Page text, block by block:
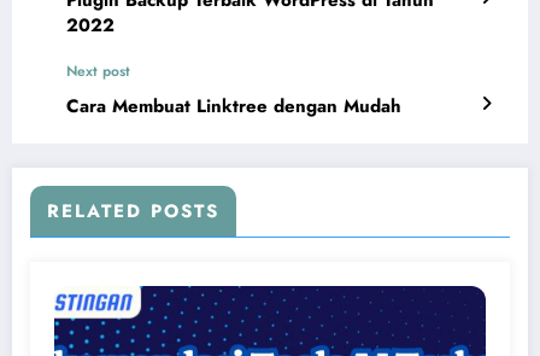
2022
Next post
Cara Membuat Linktree dengan Mudah
RELATED POSTS